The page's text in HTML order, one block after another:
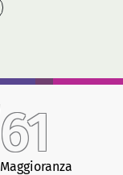
61
Maggioranza